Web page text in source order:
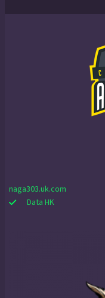
naga303.uk.com
Data HK